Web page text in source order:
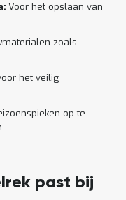
Voor het opslaan van
zoals
het veilig
op te
past bij